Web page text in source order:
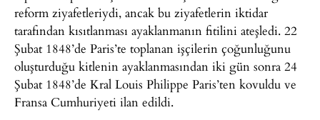
reform ziyafetleriydi, ancak bu ziyafetlerin iktidar
tarafından kısıtlanması ayaklanmanın fitilini ateşledi. 22
Şubat 1848’de Paris’te toplanan işçilerin çoğunluğunu
oluşturduğu kitlenin ayaklanmasından iki gün sonra 24
Şubat 1848’de Kral Louis Philippe Paris’ten kovuldu ve
Fransa Cumhuriyeti ilan edildi.